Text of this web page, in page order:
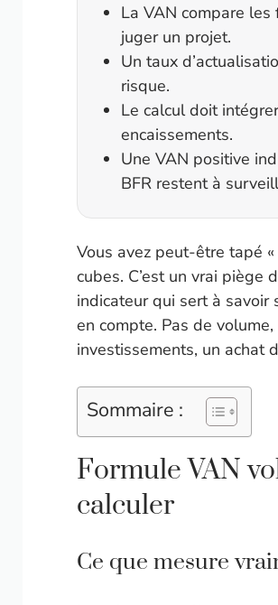
La VAN compare
juger un projet.
Un taux
risque.
Le calcul doit
encaissements.
Une VAN positive
BFR restent à
Vous avez peut-être tapé
cubes. C’est un vrai piège
indicateur qui sert à
en compte. Pas de
investissements, un achat
Sommaire :
Formule VAN
calculer
Ce que mesure